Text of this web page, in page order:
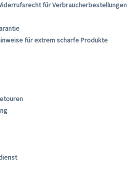
für Verbraucherbestellungen
für extrem scharfe Produkte